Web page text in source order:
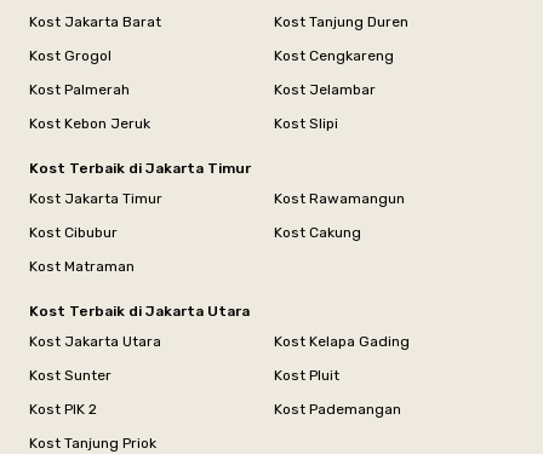
Kost Jakarta Barat
Kost Tanjung Duren
Kost Grogol
Kost Cengkareng
Kost Palmerah
Kost Jelambar
Kost Kebon Jeruk
Kost Slipi
Kost Terbaik di Jakarta Timur
Kost Jakarta Timur
Kost Rawamangun
Kost Cibubur
Kost Cakung
Kost Matraman
Kost Terbaik di Jakarta Utara
Kost Jakarta Utara
Kost Kelapa Gading
Kost Sunter
Kost Pluit
Kost PIK 2
Kost Pademangan
Kost Tanjung Priok